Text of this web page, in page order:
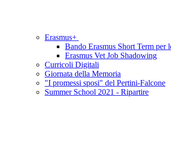
Erasmus+
Bando Erasmus Short Term per
Erasmus Vet Job Shadowing
Curricoli Digitali
Giornata della Memoria
"I promessi sposi" del Pertini-Falcone
Summer School 2021 - Ripartire